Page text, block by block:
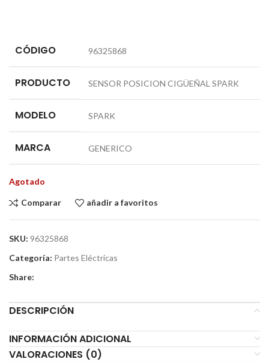
CÓDIGO 96325868
PRODUCTO SENSOR POSICION CIGÜEÑAL SPARK
MODELO SPARK
MARCA GENERICO
Agotado
Comparar añadir a favoritos
SKU: 96325868
Categoría: Partes Eléctricas
Share:
DESCRIPCIÓN
INFORMACIÓN ADICIONAL
VALORACIONES (0)